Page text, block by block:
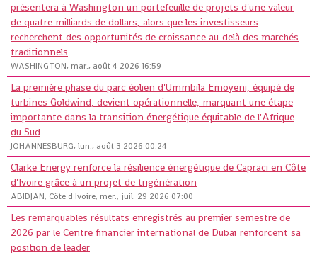
présentera à Washington un portefeuille de projets d'une valeur
de quatre milliards de dollars, alors que les investisseurs
recherchent des opportunités de croissance au-delà des marchés
traditionnels
WASHINGTON, mar., août 4 2026 16:59
La première phase du parc éolien d'Ummbila Emoyeni, équipé de
turbines Goldwind, devient opérationnelle, marquant une étape
importante dans la transition énergétique équitable de l'Afrique
du Sud
JOHANNESBURG, lun., août 3 2026 00:24
Clarke Energy renforce la résilience énergétique de Capraci en Côte
d'Ivoire grâce à un projet de trigénération
ABIDJAN, Côte d'Ivoire, mer., juil. 29 2026 07:00
Les remarquables résultats enregistrés au premier semestre de
2026 par le Centre financier international de Dubaï renforcent sa
position de leader